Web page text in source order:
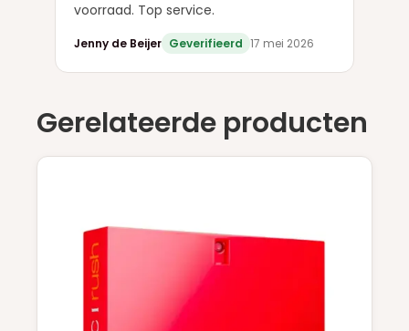
voorraad. Top service.
Jenny de Beijer Geverifieerd 17 mei 2026
Gerelateerde producten